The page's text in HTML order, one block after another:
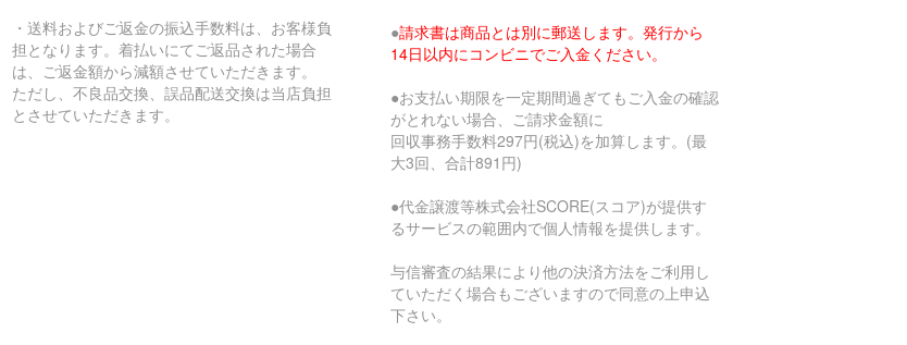
・送料およびご返金の振込手数料は、お客様負
担となります。着払いにてご返品された場合
は、ご返金額から減額させていただきます。
ただし、不良品交換、誤品配送交換は当店負担
とさせていただきます。
●請求書は商品とは別に郵送します。発行から
14日以内にコンビニでご入金ください。
●お支払い期限を一定期間過ぎてもご入金の確認
がとれない場合、ご請求金額に
回収事務手数料297円(税込)を加算します。(最
大3回、合計891円)
●代金譲渡等株式会社SCORE(スコア)が提供す
るサービスの範囲内で個人情報を提供します。
与信審査の結果により他の決済方法をご利用し
ていただく場合もございますので同意の上申込
下さい。